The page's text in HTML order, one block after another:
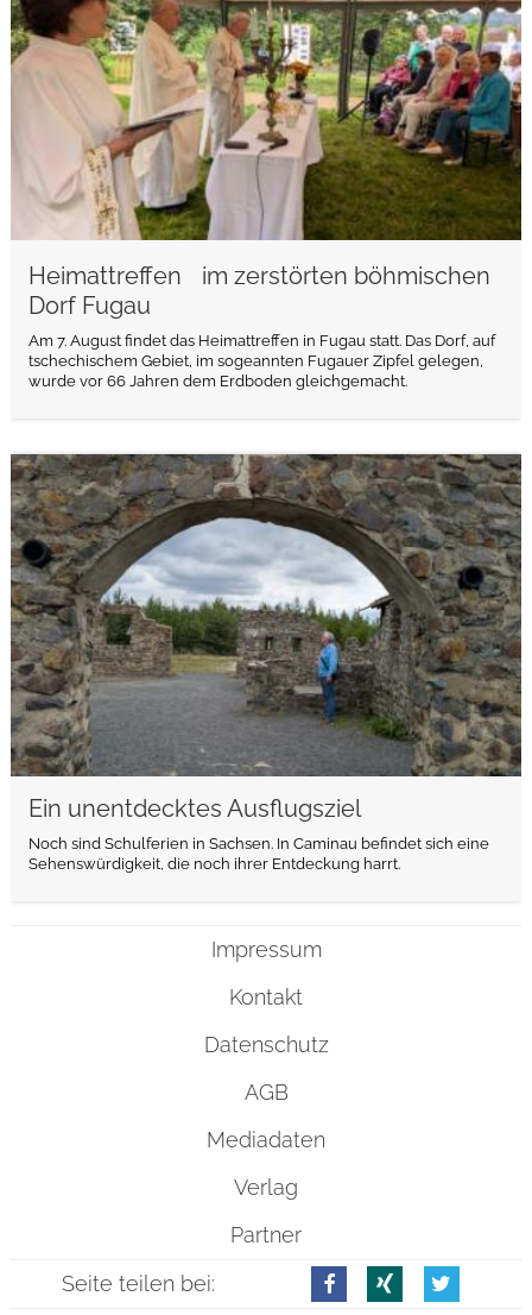
Heimattreffen im zerstörten böhmischen
Dorf Fugau
Am 7. August findet das Heimattreffen in Fugau statt. Das Dorf, auf
tschechischem Gebiet, im sogeannten Fugauer Zipfel gelegen,
wurde vor 66 Jahren dem Erdboden gleichgemacht.
Ein unentdecktes Ausflugsziel
Noch sind Schulferien in Sachsen. In Caminau befindet sich eine
Sehenswürdigkeit, die noch ihrer Entdeckung harrt.
weiterlesen
Impressum
Kontakt
Datenschutz
AGB
Mediadaten
Verlag
Partner
Seite teilen bei: